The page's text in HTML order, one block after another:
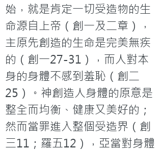
始，就是肯定一切受造物的生
命源自上帝（創一及二章），
主原先創造的生命是完美無疾
的（創一27-31），而人對本
身的身體不感到羞恥（創二
25）。神創造人身體的原意是
整全而均衡、健康又美好的；
然而當罪進入整個受造界（創
三11；羅五12），亞當對身體